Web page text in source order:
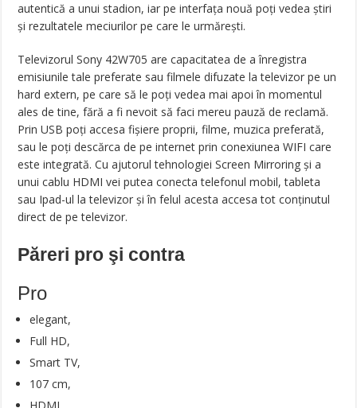
autentică a unui stadion, iar pe interfaţa nouă poţi vedea ştiri
şi rezultatele meciurilor pe care le urmărești.
Televizorul Sony 42W705 are capacitatea de a înregistra
emisiunile tale preferate sau filmele difuzate la televizor pe un
hard extern, pe care să le poţi vedea mai apoi în momentul
ales de tine, fără a fi nevoit să faci mereu pauză de reclamă.
Prin USB poţi accesa fişiere proprii, filme, muzica preferată,
sau le poți descărca de pe internet prin conexiunea WIFI care
este integrată. Cu ajutorul tehnologiei Screen Mirroring şi a
unui cablu HDMI vei putea conecta telefonul mobil, tableta
sau Ipad-ul la televizor şi în felul acesta accesa tot conţinutul
direct de pe televizor.
Păreri pro şi contra
Pro
elegant,
Full HD,
Smart TV,
107 cm,